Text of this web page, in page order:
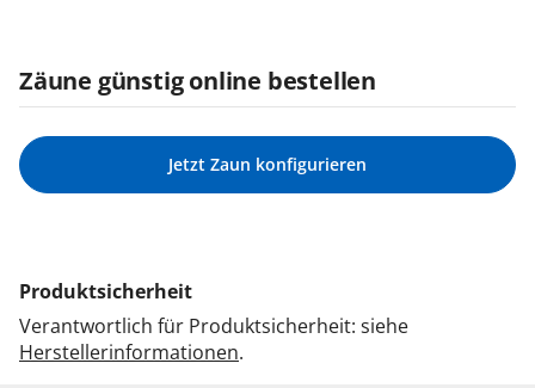
Zäune günstig online bestellen
Jetzt Zaun konfigurieren
Produktsicherheit
Verantwortlich für Produktsicherheit: siehe
Herstellerinformationen.